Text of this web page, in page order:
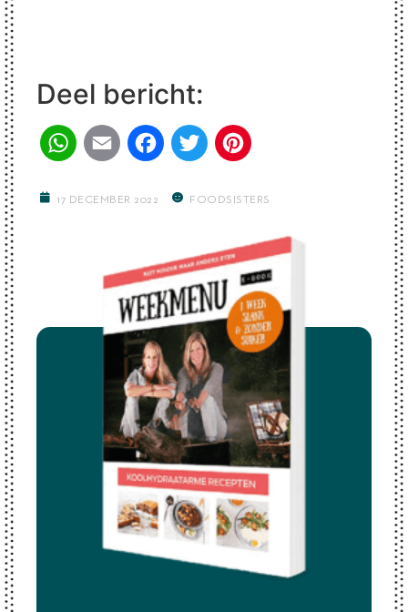
Deel bericht:
WhatsApp
Email FacebookTwitter
17 DECEMBER 2022 FOODSISTERS